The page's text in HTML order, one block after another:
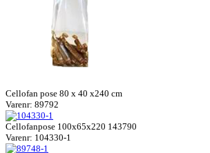
Cellofan pose 80 x 40 x240 cm
Varenr: 89792
Cellofanpose 100x65x220 143790
Varenr: 104330-1